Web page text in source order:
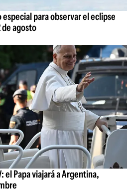
para observar el eclipse
agosto
el Papa viajará a Argentina,